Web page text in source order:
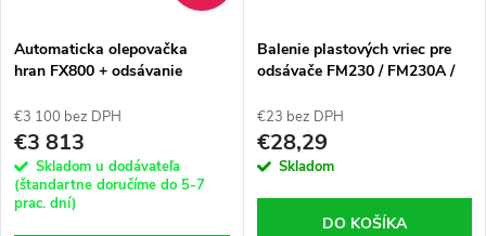
Automaticka olepovačka
hran FX800 + odsávanie
€3 100 bez DPH
€3 813
Skladom u dodávateľa
(štandartne doručíme do 5-7
prac. dní)
Balenie plastových vriec pre
odsávače FM230 / FM230A /
FM300SA / FM500
€23 bez DPH
€28,29
Skladom
DO KOŠÍKA